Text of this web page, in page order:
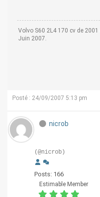
Volvo S60 2L4 170 cv de 2001
Juin 2007.
Posté : 24/09/2007 5:13 pm
nicrob
(@nicrob)
Posts: 166
Estimable Member